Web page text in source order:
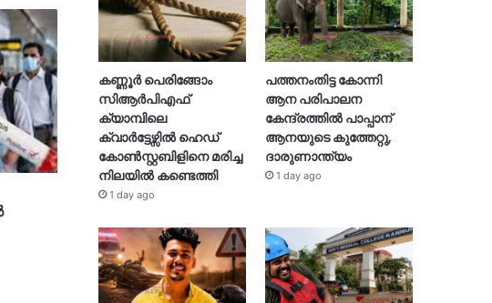
കണ്ണൂർ പെരിങ്ങോം
സിആർപിഎഫ്
ക്യാമ്പിലെ
ക്വാർട്ടേഴ്സിൽ ഹെഡ്
കോൺസ്റ്റബിളിനെ മരിച്ച
നിലയിൽ കണ്ടെത്തി
1 day ago
പത്തനംതിട്ട കോന്നി
ആന പരിപാലന
കേന്ദ്രത്തിൽ പാപ്പാന്
ആനയുടെ കുത്തേറ്റു,
ദാരുണാന്ത്യം
1 day ago